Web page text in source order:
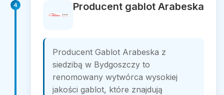
4 Producent gablot Arabeska
Producent Gablot Arabeska z
siedzibą w Bydgoszczy to
renomowany wytwórca wysokiej
jakości gablot, które znajdują